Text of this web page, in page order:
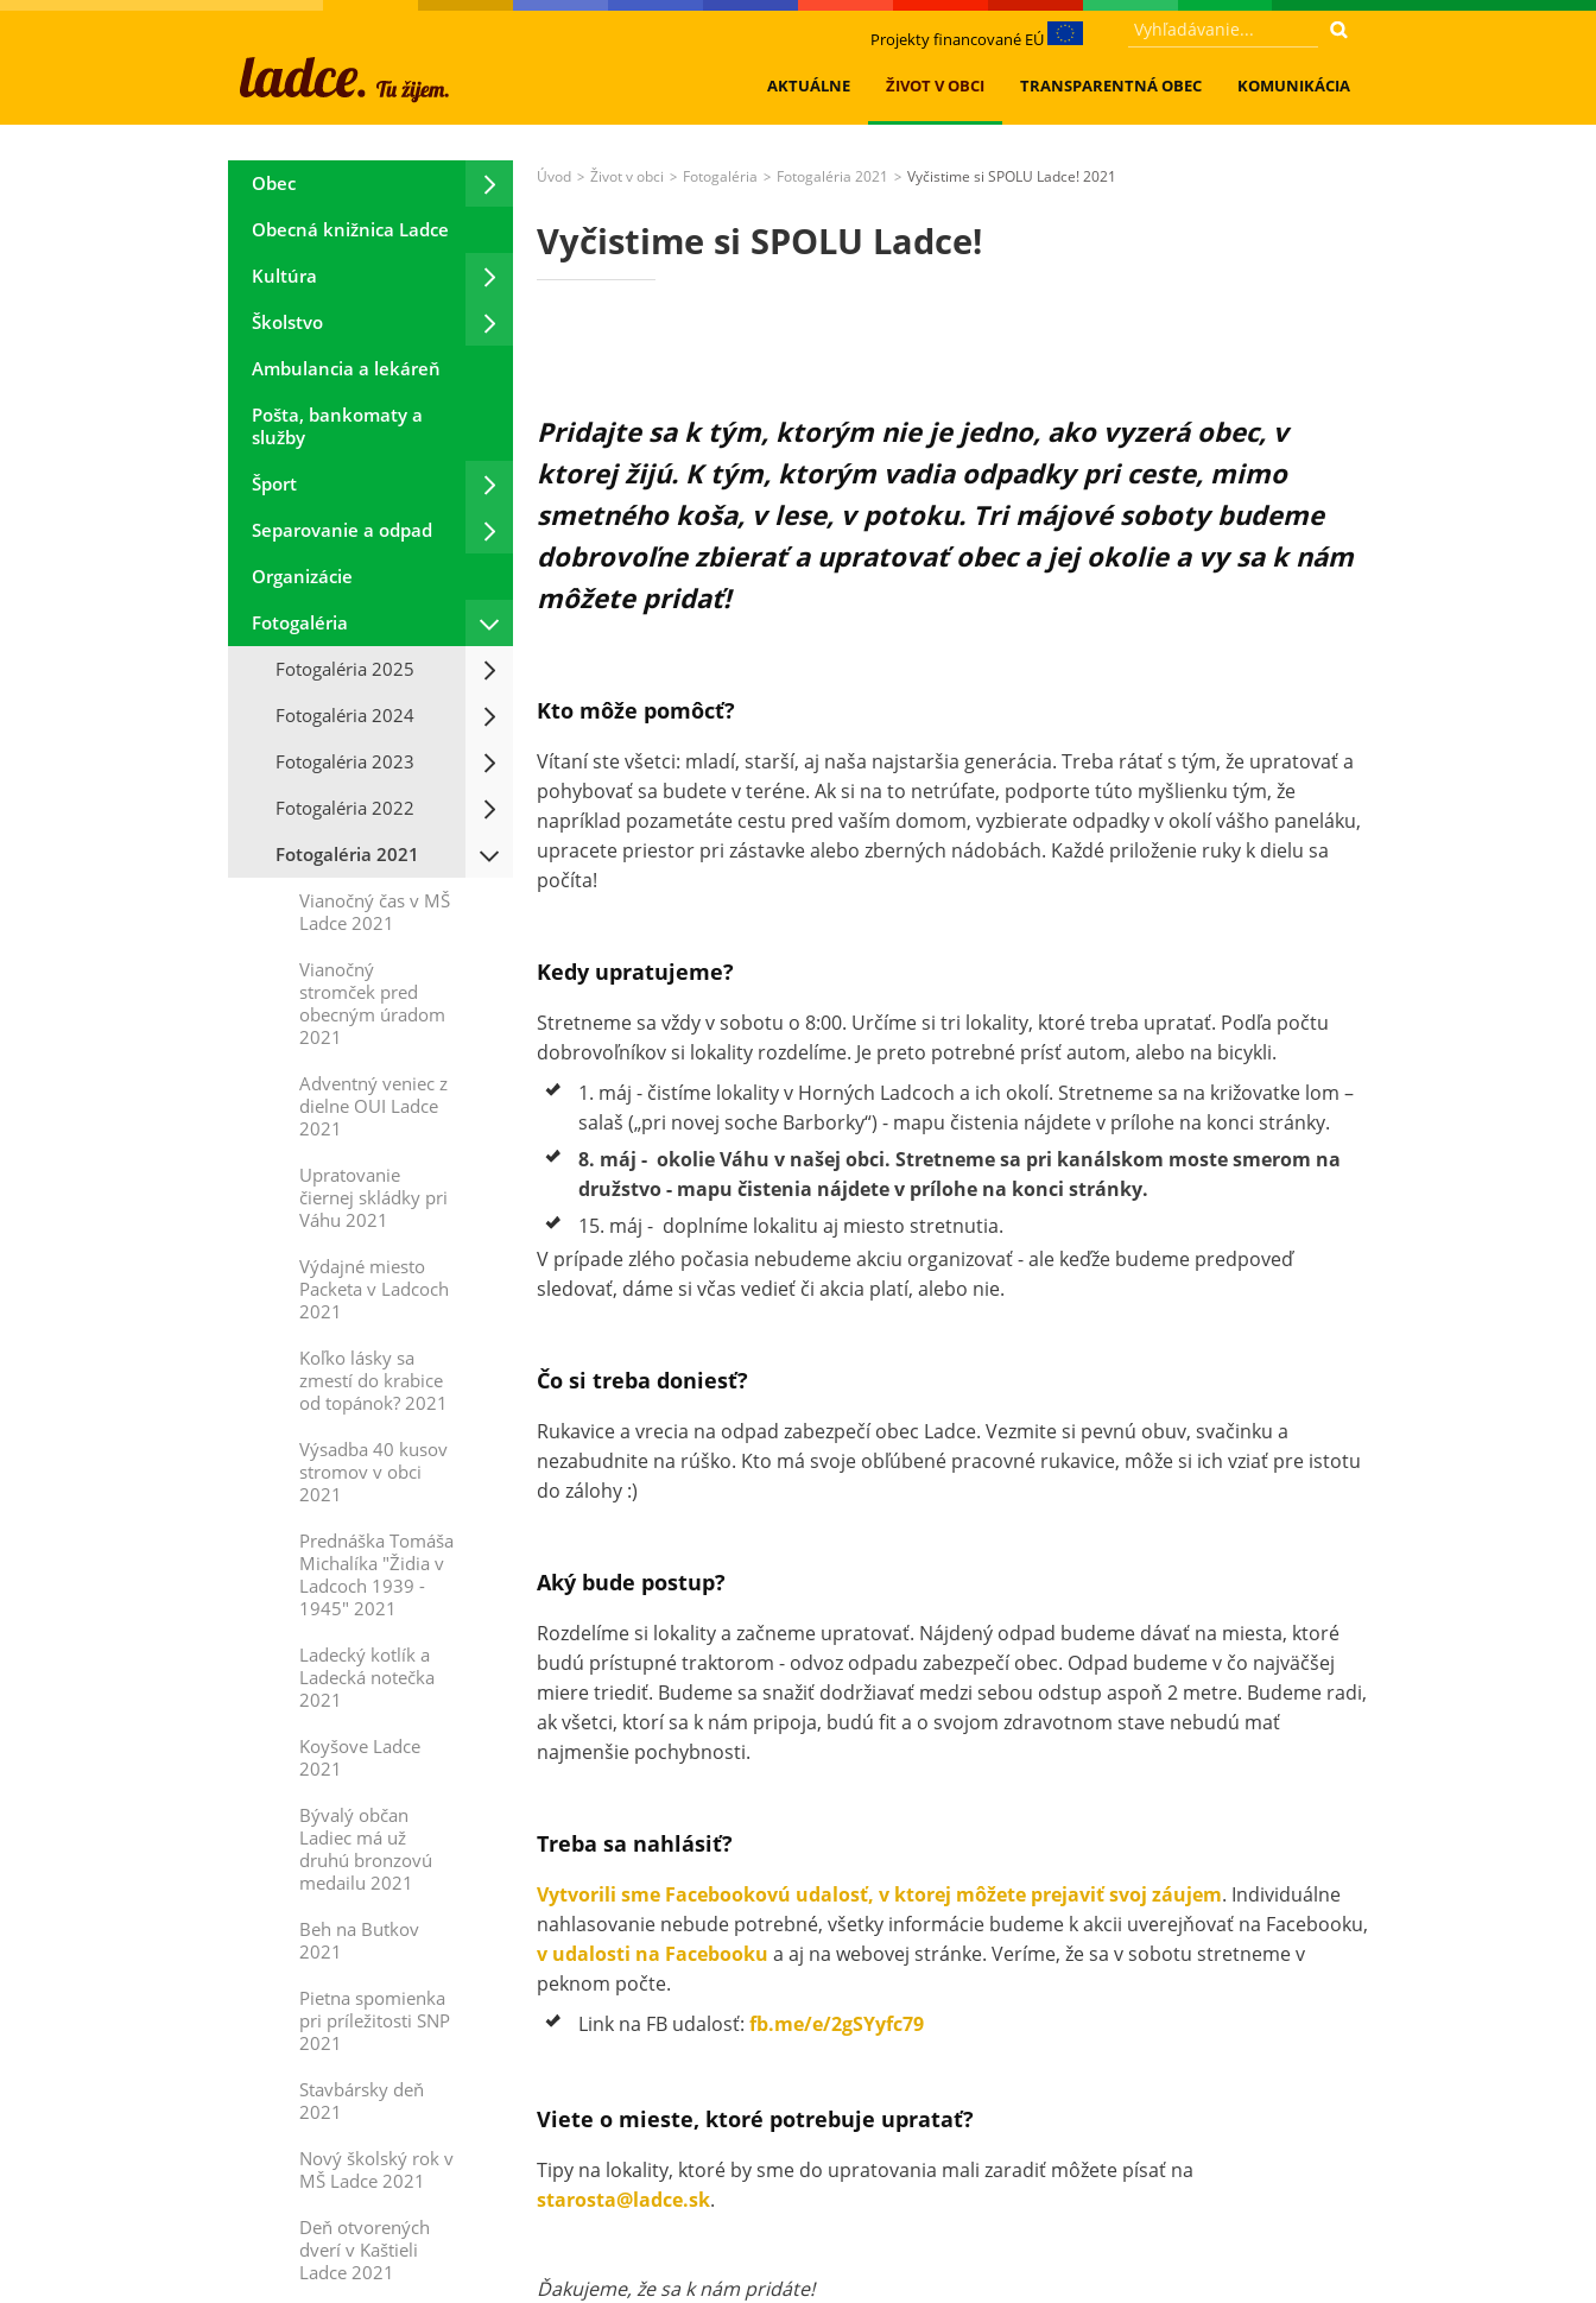
Projekty financované EÚ
AKTUÁLNE ŽIVOT V OBCI TRANSPARENTNÁ OBEC KOMUNIKÁCIA
Obec
Obecná knižnica Ladce
Kultúra
Školstvo
Ambulancia a lekáreň
Pošta, bankomaty a
služby
Šport
Separovanie a odpad
Organizácie
Fotogaléria
Fotogaléria 2025
Fotogaléria 2024
Fotogaléria 2023
Fotogaléria 2022
Fotogaléria 2021
Vianočný čas v MŠ
Ladce 2021
Vianočný
stromček pred
obecným úradom
2021
Adventný veniec z
dielne OUI Ladce
2021
Upratovanie
čiernej skládky pri
Váhu 2021
Výdajné miesto
Packeta v Ladcoch
2021
Koľko lásky sa
zmestí do krabice
od topánok? 2021
Výsadba 40 kusov
stromov v obci
2021
Prednáška Tomáša
Michalíka "Židia v
Ladcoch 1939 -
1945" 2021
Ladecký kotlík a
Ladecká notečka
2021
Koyšove Ladce
2021
Bývalý občan
Ladiec má už
druhú bronzovú
medailu 2021
Beh na Butkov
2021
Pietna spomienka
pri príležitosti SNP
2021
Stavbársky deň
2021
Nový školský rok v
MŠ Ladce 2021
Deň otvorených
dverí v Kaštieli
Ladce 2021
Úvod > Život v obci > Fotogaléria > Fotogaléria 2021 > Vyčistime si SPOLU Ladce! 2021
Vyčistime si SPOLU Ladce!
Pridajte sa k tým, ktorým nie je jedno, ako vyzerá obec, v
ktorej žijú. K tým, ktorým vadia odpadky pri ceste, mimo
smetného koša, v lese, v potoku. Tri májové soboty budeme
dobrovoľne zbierať a upratovať obec a jej okolie a vy sa k nám
môžete pridať!
Kto môže pomôcť?
Vítaní ste všetci: mladí, starší, aj naša najstaršia generácia. Treba rátať s tým, že upratovať a
pohybovať sa budete v teréne. Ak si na to netrúfate, podporte túto myšlienku tým, že
napríklad pozametáte cestu pred vaším domom, vyzbierate odpadky v okolí vášho paneláku,
upracete priestor pri zástavke alebo zberných nádobách. Každé priloženie ruky k dielu sa
počíta!
Kedy upratujeme?
Stretneme sa vždy v sobotu o 8:00. Určíme si tri lokality, ktoré treba upratať. Podľa počtu
dobrovoľníkov si lokality rozdelíme. Je preto potrebné prísť autom, alebo na bicykli.
1. máj - čistíme lokality v Horných Ladcoch a ich okolí. Stretneme sa na križovatke lom –
salaš („pri novej soche Barborky“) - mapu čistenia nájdete v prílohe na konci stránky.
8. máj - okolie Váhu v našej obci. Stretneme sa pri kanálskom moste smerom na
družstvo - mapu čistenia nájdete v prílohe na konci stránky.
15. máj - doplníme lokalitu aj miesto stretnutia.
V prípade zlého počasia nebudeme akciu organizovať - ale keďže budeme predpoveď
sledovať, dáme si včas vedieť či akcia platí, alebo nie.
Čo si treba doniesť?
Rukavice a vrecia na odpad zabezpečí obec Ladce. Vezmite si pevnú obuv, svačinku a
nezabudnite na rúško. Kto má svoje obľúbené pracovné rukavice, môže si ich vziať pre istotu
do zálohy :)
Aký bude postup?
Rozdelíme si lokality a začneme upratovať. Nájdený odpad budeme dávať na miesta, ktoré
budú prístupné traktorom - odvoz odpadu zabezpečí obec. Odpad budeme v čo najväčšej
miere triediť. Budeme sa snažiť dodržiavať medzi sebou odstup aspoň 2 metre. Budeme radi,
ak všetci, ktorí sa k nám pripoja, budú fit a o svojom zdravotnom stave nebudú mať
najmenšie pochybnosti.
Treba sa nahlásiť?
Vytvorili sme Facebookovú udalosť, v ktorej môžete prejaviť svoj záujem. Individuálne
nahlasovanie nebude potrebné, všetky informácie budeme k akcii uverejňovať na Facebooku,
v udalosti na Facebooku a aj na webovej stránke. Veríme, že sa v sobotu stretneme v
peknom počte.
Link na FB udalosť: fb.me/e/2gSYyfc79
Viete o mieste, ktoré potrebuje upratať?
Tipy na lokality, ktoré by sme do upratovania mali zaradiť môžete písať na
starosta@ladce.sk.
Ďakujeme, že sa k nám pridáte!